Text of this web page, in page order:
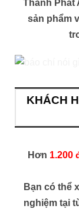
Thành Phát
sản phẩm
KHÁCH
Hơn 1.200
Bạn có thể
nghiệm tại